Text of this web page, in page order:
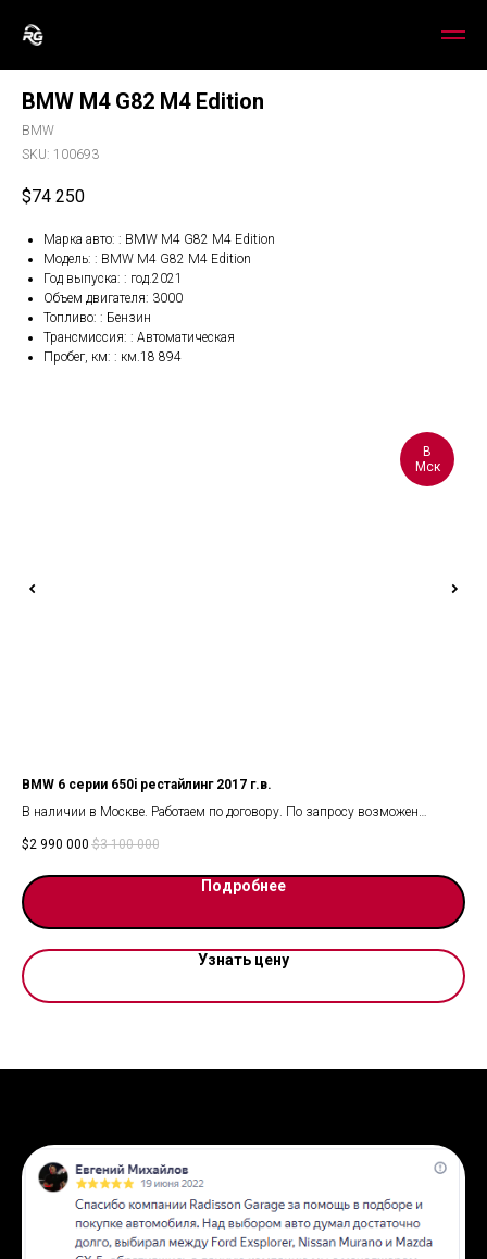
BMW M4 G82 M4 Edition
BMW
SKU: 100693
$74 250
Марка авто: : BMW M4 G82 M4 Edition
Модель: : BMW M4 G82 M4 Edition
Год выпуска: : год.2021
Объем двигателя: 3000
Топливо: : Бензин
Трансмиссия: : Автоматическая
Пробег, км: : км.18 894
В
Мск
BMW 6 серии 650i рестайлинг 2017 г.в.
В наличии в Москве. Работаем по договору. По запросу возможен
Комплектацию смотрите на фото.
$2 990 000 $3 100 000
Подробнее
Узнать цену